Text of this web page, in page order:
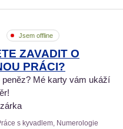
Jsem offline
ZAVADIT O
PRÁCI?
Mé karty vám ukáží
s kyvadlem, Numerologie